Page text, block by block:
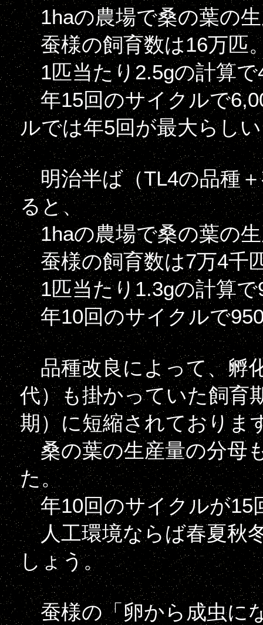
1haの農場で桑の葉の生
蚕様の飼育数は16万匹
1匹当たり2.5gの計算で
年15回のサイクルで
ルでは年5回が最大らし
明治半ば（TL4の品種＋
ると、
1haの農場で桑の葉の生
蚕様の飼育数は7万4千
1匹当たり1.3gの計算で
年10回のサイクルで
品種改良によって、孵
代）も掛かっていた飼育
期）に短縮されておりま
桑の葉の生産量の分母
た。
年10回のサイクルが15
人工環境ならば春夏秋
しょう。
蚕様の「卵から成虫に